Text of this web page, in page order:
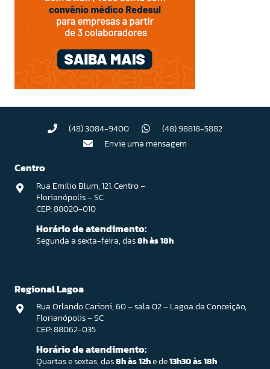
(48) 3084-9400
(48) 98818-5882
Envie uma mensagem
Centro
Rua Emilio Blum, 121. Centro –
Florianópolis – SC
CEP: 88020-010
Horário de atendimento:
Segunda a sexta-feira, das8h às 18h
Regional Lagoa
Rua Orlando Carioni, 60 – sala 02 – Lagoa da Conceição,
Florianópolis – SC
CEP: 88062-035
Horário de atendimento:
Quartas e sextas, das8h às 12he de13h30 às 18h